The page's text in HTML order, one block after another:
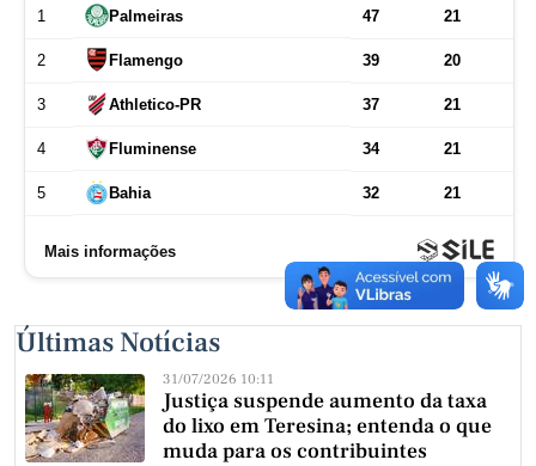
Últimas Notícias
31/07/2026 10:11
Justiça suspende aumento da taxa
do lixo em Teresina; entenda o que
muda para os contribuintes